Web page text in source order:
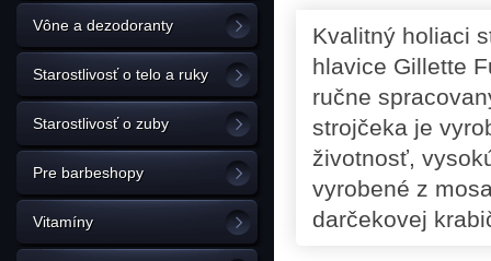
Vône a dezodoranty
Starostlivosť o telo a ruky
Starostlivosť o zuby
Pre barbeshopy
Vitamíny
Kvalitný holiaci
hlavice Gillette
ručne
strojčeka je
životnosť,
vyrobené z
darčekovej